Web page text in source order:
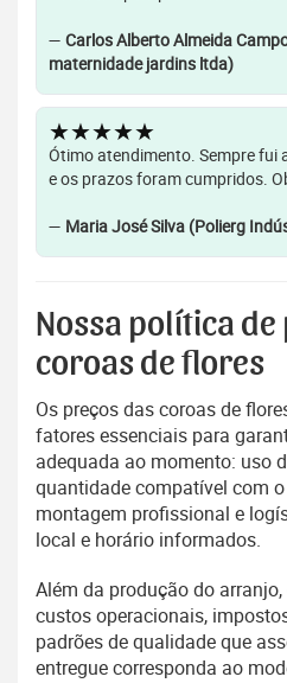
— Carlos Alberto Almeida
maternidade jardins ltda)
★★★★★
Ótimo atendimento. Sempre fui
e os prazos foram cumpridos.
— Maria José Silva (Polierg
Nossa política de
coroas de flores
Os preços das coroas de
fatores essenciais para
adequada ao momento: uso
quantidade compatível com
montagem profissional e
local e horário informados.
Além da produção do
custos operacionais,
padrões de qualidade que
entregue corresponda ao